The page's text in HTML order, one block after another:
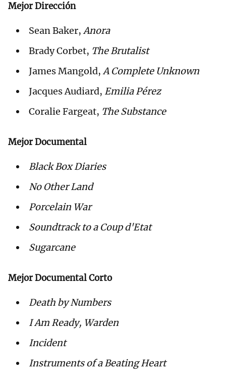
Mejor Dirección
Sean Baker,Anora
Brady Corbet, The Brutalist
James Mangold,A Complete Unknown
Jacques Audiard, Emilia Pérez
Coralie Fargeat, The Substance
Mejor Documental
Black Box Diaries
No Other Land
Porcelain War
Soundtrack to a Coup d'Etat
Sugarcane
Mejor Documental Corto
Death by Numbers
I Am Ready, Warden
Incident
Instruments of a Beating Heart